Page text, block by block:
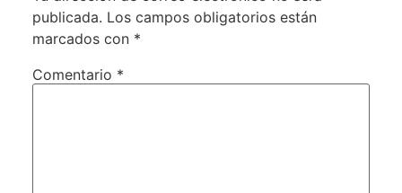
publicada. Los campos obligatorios están
marcados con *
Comentario *